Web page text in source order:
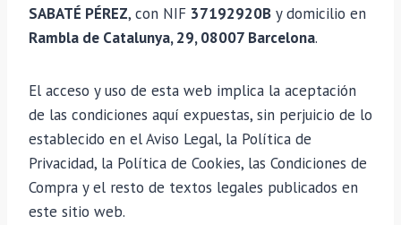
SABATÉ PÉREZ, con NIF 37192920B y domicilio en
Rambla de Catalunya, 29, 08007 Barcelona.
El acceso y uso de esta web implica la aceptación
de las condiciones aquí expuestas, sin perjuicio de lo
establecido en el Aviso Legal, la Política de
Privacidad, la Política de Cookies, las Condiciones de
Compra y el resto de textos legales publicados en
este sitio web.